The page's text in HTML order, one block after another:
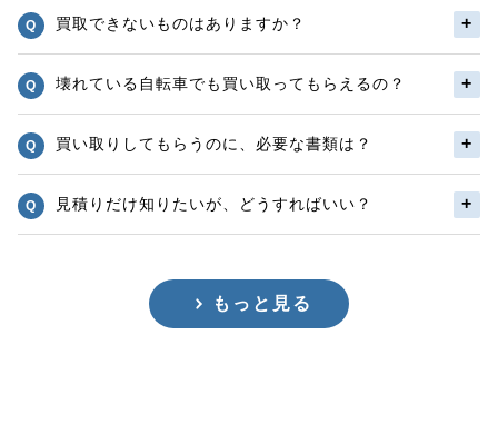
買取できないものはありますか？
壊れている自転車でも買い取ってもらえるの？
買い取りしてもらうのに、必要な書類は？
見積りだけ知りたいが、どうすればいい？
もっと見る